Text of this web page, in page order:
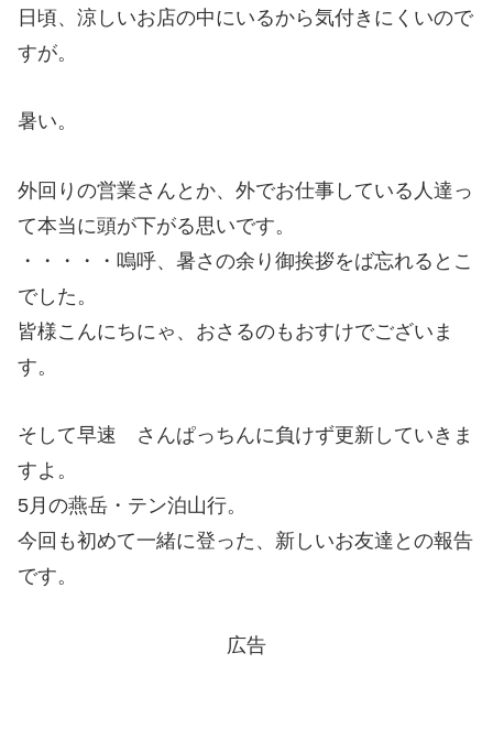
日頃、涼しいお店の中にいるから気付きにくいので
すが。
暑い。
外回りの営業さんとか、外でお仕事している人達っ
て本当に頭が下がる思いです。
・・・・・嗚呼、暑さの余り御挨拶をば忘れるとこ
でした。
皆様こんにちにゃ、おさるのもおすけでございま
す。
そして早速 さんぱっちんに負けず更新していきま
すよ。
5月の燕岳・テン泊山行。
今回も初めて一緒に登った、新しいお友達との報告
です。
広告